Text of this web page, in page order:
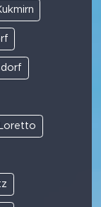
Loretto